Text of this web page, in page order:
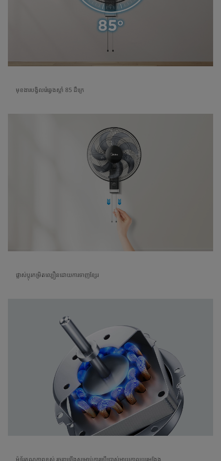
មុខងារបង្វិលរ៉េឆ្វេងស្តាំ 85 ដឺក្រេ
ផ្លាស់ប្តុរកម្រិតល្បឿនដោយការទាញខ្សែរ
ម៉ូទ័រគុណភាពខ្ពស់ រចនាឡើងសម្រាប់ការប្រើប្រាស់អាយុកាលយូរអង្វែង